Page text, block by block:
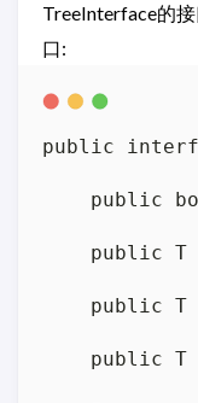
TreeInterface的
口:
public
public
public T
public T
public T